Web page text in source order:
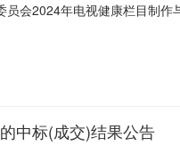
会2024年电视健康栏目制作
集团同级政府采购监督管理部
中标(成交)结果公告